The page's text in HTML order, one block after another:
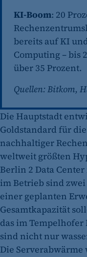
KI-Boom: 20
bereits auf KI
Computing – bis
über 35 Prozent.
Quellen: Bitkom,
Die Hauptstadt
Goldstandard für
nachhaltiger
weltweit größten
Berlin 2 Data
im Betrieb sind
einer geplanten
Gesamtkapazität
das im
sind nicht nur
Die